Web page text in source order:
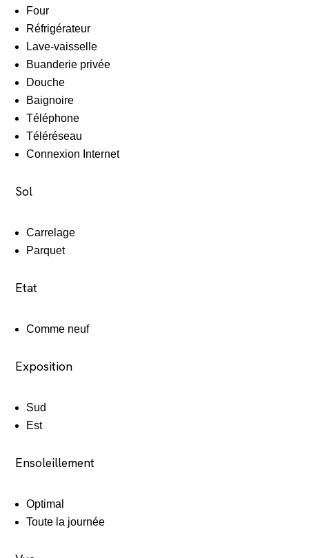
Four
Réfrigérateur
Lave-vaisselle
Buanderie privée
Douche
Baignoire
Téléphone
Téléréseau
Connexion Internet
Sol
Carrelage
Parquet
Etat
Comme neuf
Exposition
Sud
Est
Ensoleillement
Optimal
Toute la journée